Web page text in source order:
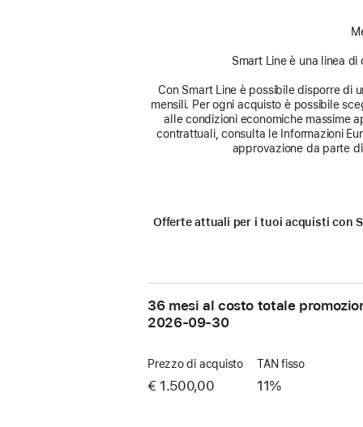
Smart Line è una linea
Con Smart Line è possibile disporre di
mensili. Per ogni acquisto è possibile
alle condizioni economiche massime
contrattuali, consulta le Informazioni
approvazione da parte
Offerte attuali per i tuoi acquisti con
36 mesi al costo totale
2026-09-30
Prezzo di acquisto
€ 1.500,00
TAN fisso
11%